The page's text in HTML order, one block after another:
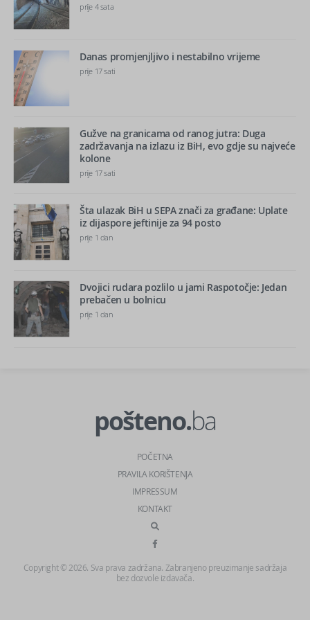
prije 4 sata
Danas promjenjljivo i nestabilno vrijeme
prije 17 sati
Gužve na granicama od ranog jutra: Duga
zadržavanja na izlazu iz BiH, evo gdje su najveće
kolone
prije 17 sati
Šta ulazak BiH u SEPA znači za građane: Uplate
iz dijaspore jeftinije za 94 posto
prije 1 dan
Dvojici rudara pozlilo u jami Raspotočje: Jedan
prebačen u bolnicu
prije 1 dan
pošteno.ba
POČETNA
PRAVILA KORIŠTENJA
IMPRESSUM
KONTAKT
Copyright © 2026. Sva prava zadržana. Zabranjeno preuzimanje sadržaja
bez dozvole izdavača.